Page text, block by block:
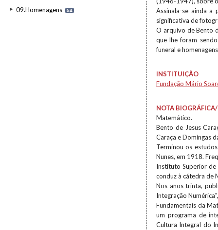
09.Homenagens 54
Assinala-se ainda a
significativa de
O arquivo de Bento
que lhe foram
funeral e
INSTITUIÇÃO
Fundação Mário
NOTA
Matemático.
Bento de Jesus
Caraça e Domingas
Terminou os
Nunes, em 1918.
Instituto Superior de
conduz à cátedra de
Nos anos trinta,
Integração
Fundamentais da
um programa de
Cultura Integral do